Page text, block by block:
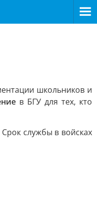
школьников и
в БГУ для тех, кто
службы в войсках